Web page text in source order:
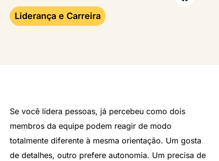
Liderança e Carreira
Se você lidera pessoas, já percebeu como dois
membros da equipe podem reagir de modo
totalmente diferente à mesma orientação. Um gosta
de detalhes, outro prefere autonomia. Um precisa de